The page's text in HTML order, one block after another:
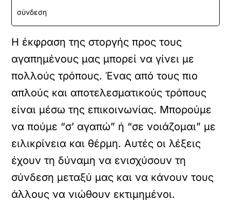
σύνδεση
Η έκφραση της στοργής προς τους
αγαπημένους μας μπορεί να γίνει με
πολλούς τρόπους. Ένας από τους πιο
απλούς και αποτελεσματικούς τρόπους
είναι μέσω της επικοινωνίας. Μπορούμε
να πούμε “σ’ αγαπώ” ή “σε νοιάζομαι” με
ειλικρίνεια και θέρμη. Αυτές οι λέξεις
έχουν τη δύναμη να ενισχύσουν τη
σύνδεση μεταξύ μας και να κάνουν τους
άλλους να νιώθουν εκτιμημένοι.